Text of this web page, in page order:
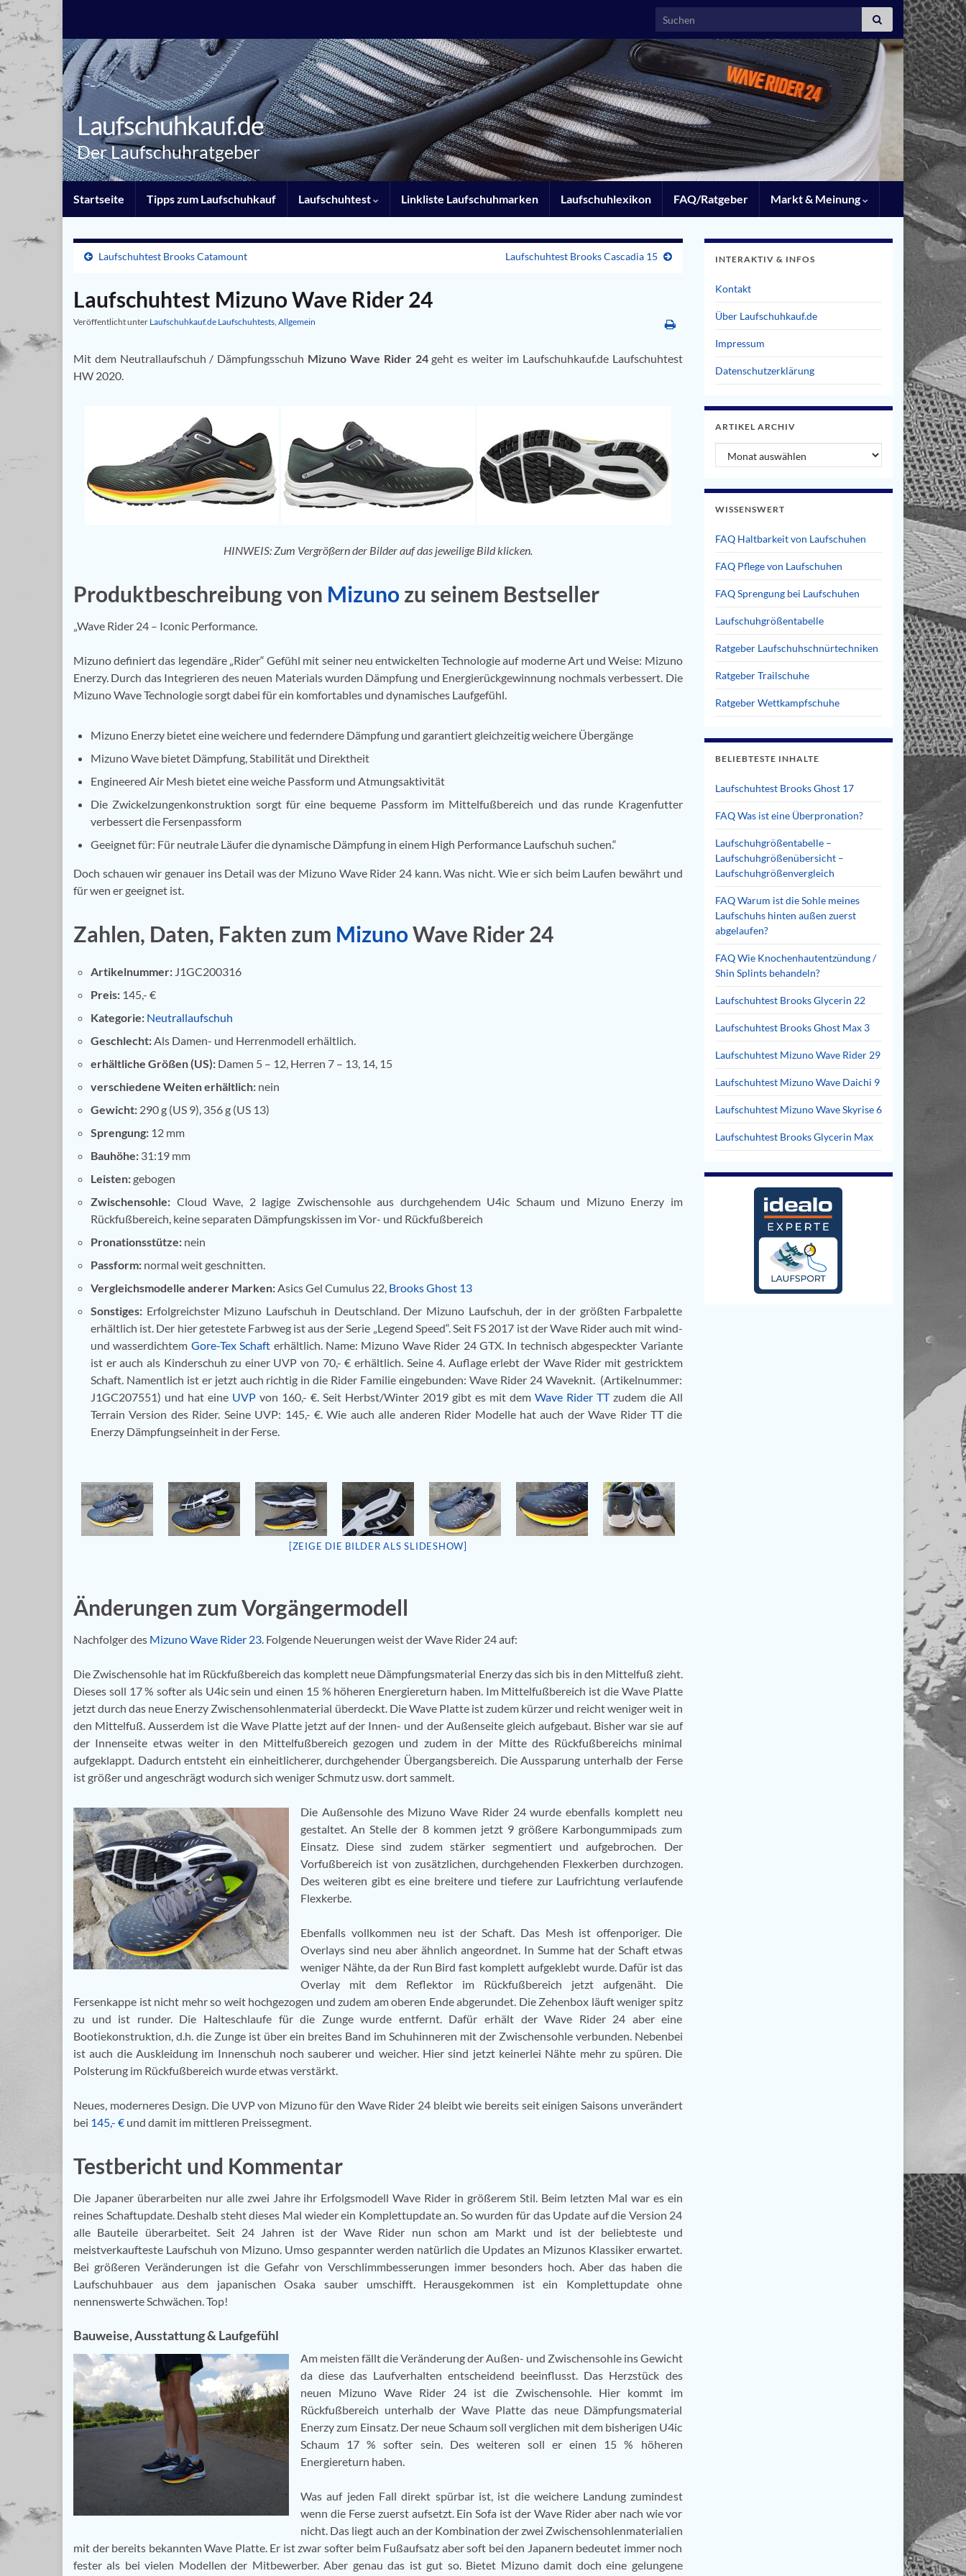
Search for:
Laufschuhkauf.de
Der Laufschuhratgeber
Startseite Tipps zum Laufschuhkauf Laufschuhtest Linkliste Laufschuhmarken Laufschuhlexikon FAQ/Ratgeber Markt & Meinung
Laufschuhtest Brooks Catamount Laufschuhtest Brooks Cascadia 15
Laufschuhtest Mizuno Wave Rider 24
Veröffentlicht unter Laufschuhkauf.de Laufschuhtests, Allgemein
Mit dem Neutrallaufschuh / Dämpfungsschuh Mizuno Wave Rider 24geht es weiter im Laufschuhkauf.de Laufschuhtest
HW 2020.
HINWEIS: Zum Vergrößern der Bilder auf das jeweilige Bild klicken.
Produktbeschreibung von Mizunozu seinem Bestseller
„Wave Rider 24 – Iconic Performance.
Mizuno definiert das legendäre „Rider“ Gefühl mit seiner neu entwickelten Technologie auf moderne Art und Weise: Mizuno
Enerzy. Durch das Integrieren des neuen Materials wurden Dämpfung und Energierückgewinnung nochmals verbessert. Die
Mizuno Wave Technologie sorgt dabei für ein komfortables und dynamisches Laufgefühl.
Mizuno Enerzy bietet eine weichere und federndere Dämpfung und garantiert gleichzeitig weichere Übergänge
Mizuno Wave bietet Dämpfung, Stabilität und Direktheit
Engineered Air Mesh bietet eine weiche Passform und Atmungsaktivität
Die Zwickelzungenkonstruktion sorgt für eine bequeme Passform im Mittelfußbereich und das runde Kragenfutter
verbessert die Fersenpassform
Geeignet für: Für neutrale Läufer die dynamische Dämpfung in einem High Performance Laufschuh suchen.“
Doch schauen wir genauer ins Detail was der Mizuno Wave Rider 24 kann. Was nicht. Wie er sich beim Laufen bewährt und
für wen er geeignet ist.
Zahlen, Daten, Fakten zum MizunoWave Rider 24
Artikelnummer: J1GC200316
Preis: 145,- €
Kategorie: Neutrallaufschuh
Geschlecht:Als Damen- und Herrenmodell erhältlich.
erhältliche Größen (US): Damen 5 – 12, Herren 7 – 13, 14, 15
verschiedene Weiten erhältlich: nein
Gewicht: 290 g (US 9), 356 g (US 13)
Sprengung: 12 mm
Bauhöhe: 31:19 mm
Leisten:gebogen
Zwischensohle: Cloud Wave, 2 lagige Zwischensohle aus durchgehendem U4ic Schaum und Mizuno Enerzy im
Rückfußbereich, keine separaten Dämpfungskissen im Vor- und Rückfußbereich
Pronationsstütze: nein
Passform: normal weit geschnitten.
Vergleichsmodelle anderer Marken:Asics Gel Cumulus 22, Brooks Ghost 13
Sonstiges: Erfolgreichster Mizuno Laufschuh in Deutschland. Der Mizuno Laufschuh, der in der größten Farbpalette
erhältlich ist. Der hier getestete Farbweg ist aus der Serie „Legend Speed“. Seit FS 2017 ist der Wave Rider auch mit wind-
und wasserdichtem Gore-Tex Schaft erhältlich. Name: Mizuno Wave Rider 24 GTX. In technisch abgespeckter Variante
ist er auch als Kinderschuh zu einer UVP von 70,- € erhältlich. Seine 4. Auflage erlebt der Wave Rider mit gestricktem
Schaft. Namentlich ist er jetzt auch richtig in die Rider Familie eingebunden: Wave Rider 24 Waveknit. (Artikelnummer:
J1GC207551) und hat eine UVP von 160,- €. Seit Herbst/Winter 2019 gibt es mit demWave Rider TTzudem die All
Terrain Version des Rider. Seine UVP: 145,- €. Wie auch alle anderen Rider Modelle hat auch der Wave Rider TT die
Enerzy Dämpfungseinheit in der Ferse.
[ZEIGE DIE BILDER ALS SLIDESHOW]
Änderungen zum Vorgängermodell
Nachfolger des Mizuno Wave Rider 23. Folgende Neuerungen weist der Wave Rider 24 auf:
Die Zwischensohle hat im Rückfußbereich das komplett neue Dämpfungsmaterial Enerzy das sich bis in den Mittelfuß zieht.
Dieses soll 17 % softer als U4ic sein und einen 15 % höheren Energiereturn haben. Im Mittelfußbereich ist die Wave Platte
jetzt durch das neue Enerzy Zwischensohlenmaterial überdeckt. Die Wave Platte ist zudem kürzer und reicht weniger weit in
den Mittelfuß. Ausserdem ist die Wave Platte jetzt auf der Innen- und der Außenseite gleich aufgebaut. Bisher war sie auf
der Innenseite etwas weiter in den Mittelfußbereich gezogen und zudem in der Mitte des Rückfußbereichs minimal
aufgeklappt. Dadurch entsteht ein einheitlicherer, durchgehender Übergangsbereich. Die Aussparung unterhalb der Ferse
ist größer und angeschrägt wodurch sich weniger Schmutz usw. dort sammelt.
Die Außensohle des Mizuno Wave Rider 24 wurde ebenfalls komplett neu
gestaltet. An Stelle der 8 kommen jetzt 9 größere Karbongummipads zum
Einsatz. Diese sind zudem stärker segmentiert und aufgebrochen. Der
Vorfußbereich ist von zusätzlichen, durchgehenden Flexkerben durchzogen.
Des weiteren gibt es eine breitere und tiefere zur Laufrichtung verlaufende
Flexkerbe.
Ebenfalls vollkommen neu ist der Schaft. Das Mesh ist offenporiger. Die
Overlays sind neu aber ähnlich angeordnet. In Summe hat der Schaft etwas
weniger Nähte, da der Run Bird fast komplett aufgeklebt wurde. Dafür ist das
Overlay mit dem Reflektor im Rückfußbereich jetzt aufgenäht. Die
Fersenkappe ist nicht mehr so weit hochgezogen und zudem am oberen Ende abgerundet. Die Zehenbox läuft weniger spitz
zu und ist runder. Die Halteschlaufe für die Zunge wurde entfernt. Dafür erhält der Wave Rider 24 aber eine
Bootiekonstruktion, d.h. die Zunge ist über ein breites Band im Schuhinneren mit der Zwischensohle verbunden. Nebenbei
ist auch die Auskleidung im Innenschuh noch sauberer und weicher. Hier sind jetzt keinerlei Nähte mehr zu spüren. Die
Polsterung im Rückfußbereich wurde etwas verstärkt.
Neues, moderneres Design. Die UVP von Mizuno für den Wave Rider 24 bleibt wie bereits seit einigen Saisons unverändert
bei 145,- € und damit im mittleren Preissegment.
Testbericht und Kommentar
Die Japaner überarbeiten nur alle zwei Jahre ihr Erfolgsmodell Wave Rider in größerem Stil. Beim letzten Mal war es ein
reines Schaftupdate. Deshalb steht dieses Mal wieder ein Komplettupdate an. So wurden für das Update auf die Version 24
alle Bauteile überarbeitet. Seit 24 Jahren ist der Wave Rider nun schon am Markt und ist der beliebteste und
meistverkaufteste Laufschuh von Mizuno. Umso gespannter werden natürlich die Updates an Mizunos Klassiker erwartet.
Bei größeren Veränderungen ist die Gefahr von Verschlimmbesserungen immer besonders hoch. Aber das haben die
Laufschuhbauer aus dem japanischen Osaka sauber umschifft. Herausgekommen ist ein Komplettupdate ohne
nennenswerte Schwächen. Top!
Bauweise, Ausstattung & Laufgefühl
Am meisten fällt die Veränderung der Außen- und Zwischensohle ins Gewicht
da diese das Laufverhalten entscheidend beeinflusst. Das Herzstück des
neuen Mizuno Wave Rider 24 ist die Zwischensohle. Hier kommt im
Rückfußbereich unterhalb der Wave Platte das neue Dämpfungsmaterial
Enerzy zum Einsatz. Der neue Schaum soll verglichen mit dem bisherigen U4ic
Schaum 17 % softer sein. Des weiteren soll er einen 15 % höheren
Energiereturn haben.
Was auf jeden Fall direkt spürbar ist, ist die weichere Landung zumindest
wenn die Ferse zuerst aufsetzt. Ein Sofa ist der Wave Rider aber nach wie vor
nicht. Das liegt auch an der Kombination der zwei Zwischensohlenmaterialien
mit der bereits bekannten Wave Platte. Er ist zwar softer beim Fußaufsatz aber soft bei den Japanern bedeutet immer noch
fester als bei vielen Modellen der Mitbewerber. Aber genau das ist gut so. Bietet Mizuno damit doch eine gelungene
INTERAKTIV & INFOS
Kontakt
Über Laufschuhkauf.de
Impressum
Datenschutzerklärung
ARTIKEL ARCHIV
Artikel Archiv
WISSENSWERT
FAQ Haltbarkeit von Laufschuhen
FAQ Pflege von Laufschuhen
FAQ Sprengung bei Laufschuhen
Laufschuhgrößentabelle
Ratgeber Laufschuhschnürtechniken
Ratgeber Trailschuhe
Ratgeber Wettkampfschuhe
BELIEBTESTE INHALTE
Laufschuhtest Brooks Ghost 17
FAQ Was ist eine Überpronation?
Laufschuhgrößentabelle –
Laufschuhgrößenübersicht –
Laufschuhgrößenvergleich
FAQ Warum ist die Sohle meines
Laufschuhs hinten außen zuerst
abgelaufen?
FAQ Wie Knochenhautentzündung /
Shin Splints behandeln?
Laufschuhtest Brooks Glycerin 22
Laufschuhtest Brooks Ghost Max 3
Laufschuhtest Mizuno Wave Rider 29
Laufschuhtest Mizuno Wave Daichi 9
Laufschuhtest Mizuno Wave Skyrise 6
Laufschuhtest Brooks Glycerin Max